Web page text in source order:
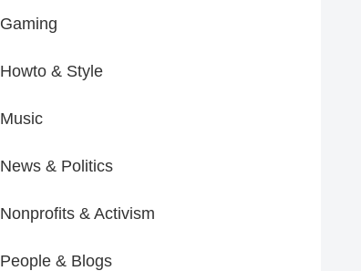
Gaming
Howto & Style
Music
News & Politics
Nonprofits & Activism
People & Blogs